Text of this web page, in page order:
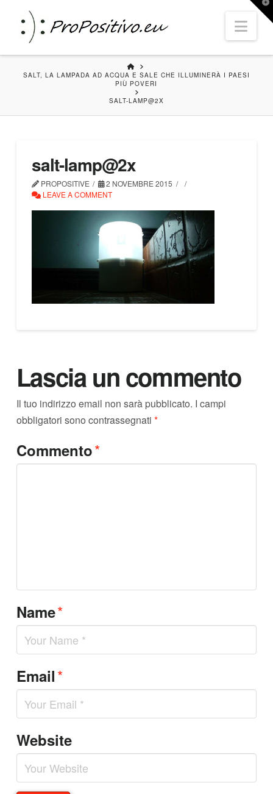
HOME
SALT, LA LAMPADA AD ACQUA E SALE CHE ILLUMINERÀ I PAESI
PIÙ POVERI
SALT-LAMP@2X
salt-lamp@2x
PROPOSITIVE
2 NOVEMBRE 2015
LEAVE A COMMENT
Lascia un commento
Il tuo indirizzo email non sarà pubblicato. I campi
obbligatori sono contrassegnati *
Commento*
Name*
Email*
Website